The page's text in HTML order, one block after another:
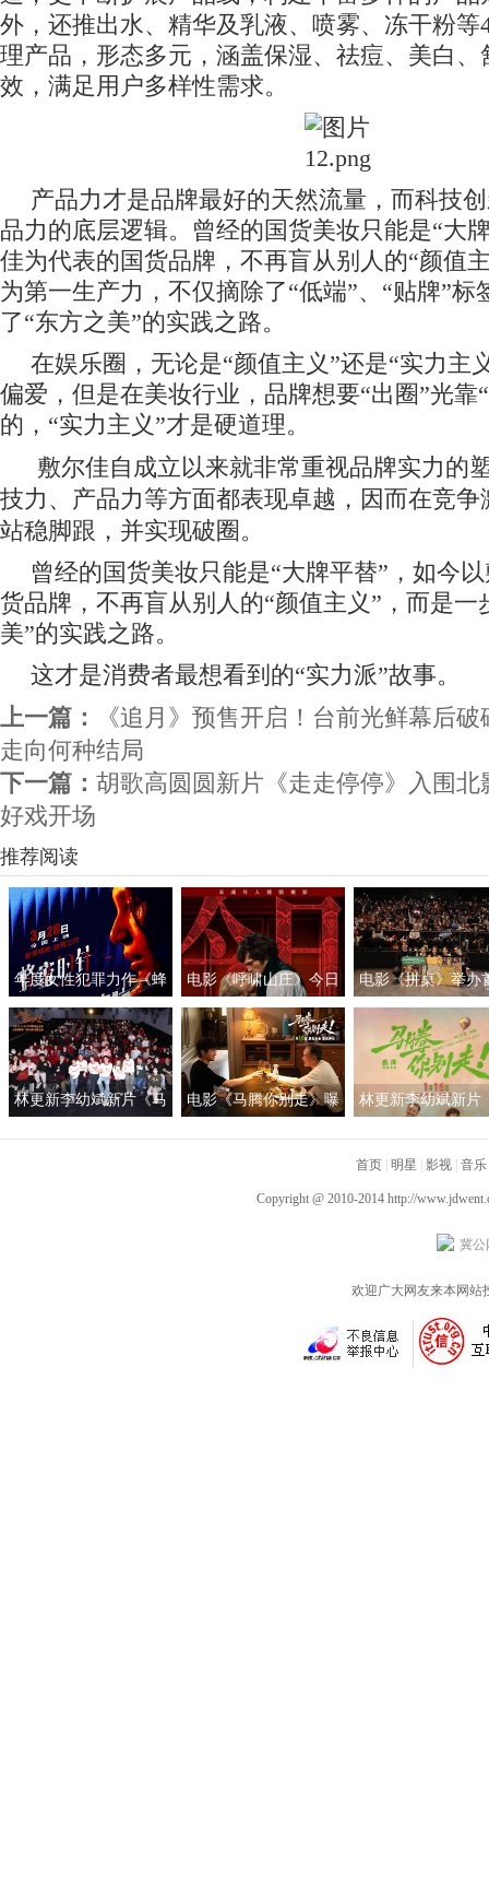
外，还推出水、精华及乳液、喷雾、冻干粉等
理产品，形态多元，涵盖保湿、祛痘、美白
效，满足用户多样性需求。
产品力才是品牌最好的天然流量，而科技
品力的底层逻辑。曾经的国货美妆只能是“大
佳为代表的国货品牌，不再盲从别人的“颜值
为第一生产力，不仅摘除了“低端”、“贴牌”标
了“东方之美”的实践之路。
在娱乐圈，无论是“颜值主义”还是“实力主
偏爱，但是在美妆行业，品牌想要“出圈”光靠
的，“实力主义”才是硬道理。
敷尔佳自成立以来就非常重视品牌实力的
技力、产品力等方面都表现卓越，因而在竞
站稳脚跟，并实现破圈。
曾经的国货美妆只能是“大牌平替”，如今
货品牌，不再盲从别人的“颜值主义”，而是一
美”的实践之路。
这才是消费者最想看到的“实力派”故事。
上一篇：
《追月》预售开启！台前光鲜幕后
走向何种结局
下一篇： 胡歌高圆圆新片《走走停停》入围北
好戏开场
推荐阅读
年度女性犯罪力作《蜂
蜜的针》定档3月28日
绝版影后阵容癫
电影《呼啸山庄》今日
上映
电影《拼桌》举办
礼及路演 白色情人
约搭子稳稳幸福
林更新李幼斌新片《马
电影《马腾你别走》曝
生“新地图”
林更新李幼斌新片
首页 明星 影视 音乐
Copyright @ 2010-2014 http://
冀公
欢迎广大网友来本网站